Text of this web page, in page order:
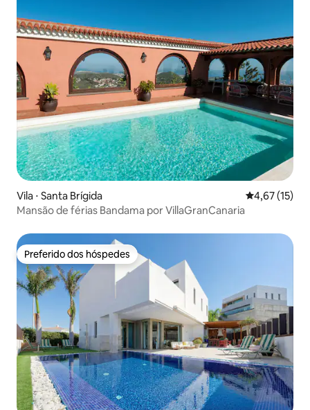
Vila ⋅ Santa Brígida 4,67 de uma
4,67 (15)
Mansão de férias Bandama por VillaGranCanaria
Preferido dos hóspedes
Preferido dos hóspedes